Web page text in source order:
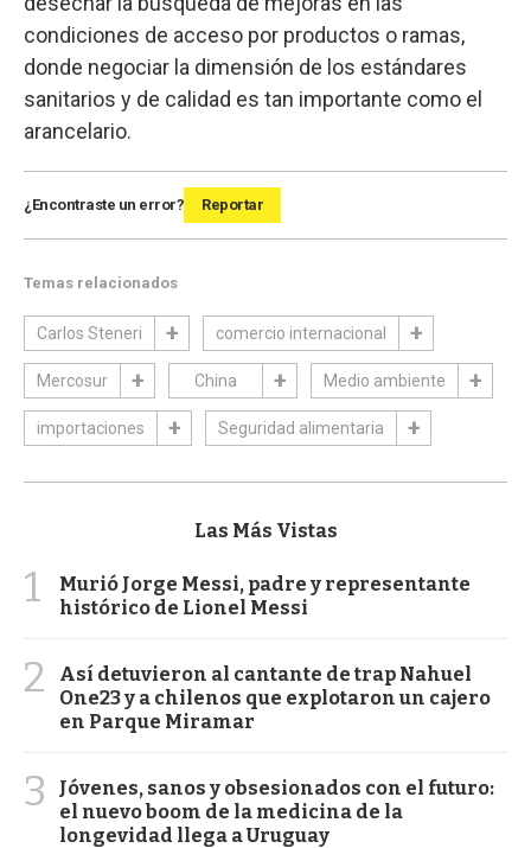
condiciones de acceso por productos o ramas,
donde negociar la dimensión de los estándares
sanitarios y de calidad es tan importante como el
arancelario.
¿Encontraste un error? Reportar
Temas relacionados
Carlos Steneri comercio internacional
Mercosur China Medio ambiente
importaciones Seguridad alimentaria
Las Más Vistas
1
Murió Jorge Messi, padre y representante
histórico de Lionel Messi
2
Así detuvieron al cantante de trap Nahuel
One23 y a chilenos que explotaron un cajero
en Parque Miramar
3
Jóvenes, sanos y obsesionados con el futuro:
el nuevo boom de la medicina de la
longevidad llega a Uruguay